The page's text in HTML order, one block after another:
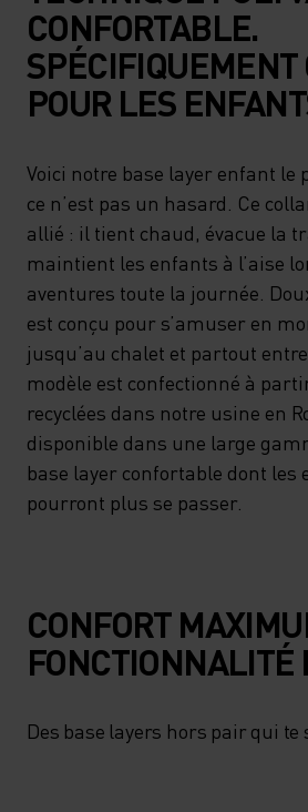
CONFORTABLE.
SPÉCIFIQUEMENT
POUR LES
Voici notre base layer enfant le
ce n’est pas un hasard. Ce
allié : il tient chaud, évacue la
maintient les enfants à l’aise
aventures toute la journée.
est conçu pour s’amuser en
jusqu’au chalet et partout
modèle est confectionné à
recyclées dans notre usine en
disponible dans une large
base layer confortable dont les
pourront plus se passer.
CONFORT
FONCTIONNALITÉ
Des base layers hors pair qui te